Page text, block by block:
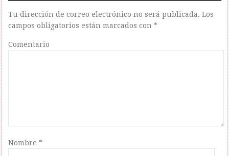
Tu dirección de correo electrónico no será publicada. Los
campos obligatorios están marcados con*
Comentario
Nombre*